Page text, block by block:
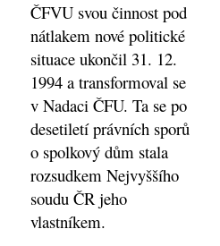
ČFVU svou činnost pod
nátlakem nové politické
situace ukončil 31. 12.
1994 a transformoval se
v Nadaci ČFU. Ta se po
desetiletí právních sporů
o spolkový dům stala
rozsudkem Nejvyššího
soudu ČR jeho
vlastníkem.